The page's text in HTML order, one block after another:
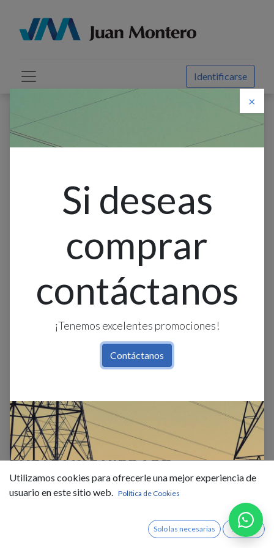
Identificarse
×
Si deseas
comprar
contáctanos
¡Tenemos excelentes promociones!
Contáctanos
Todos los productos
Cable Al Acomet. Antihurto
2X6+6 Awg Xlpe 90C
$2,15 IVA Incluido
Utilizamos cookies para ofrecerle una mejor experiencia de
usuario en este sitio web. Política de Cookies
Solo las necesarias Acepto